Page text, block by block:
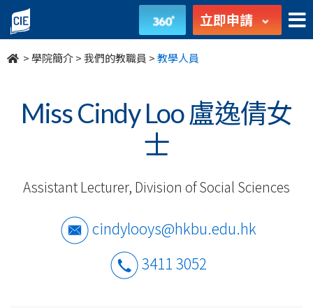
我
們
教
立即申請
>學院簡介>我們的教職員 >教學人員
Miss Cindy Loo 盧逸倩女
士
Assistant Lecturer, Division of Social Sciences
cindylooys@hkbu.edu.hk
3411 3052